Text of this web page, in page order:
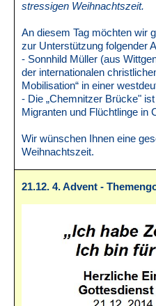
stressigen Weihnachtszeit.
An diesem Tag möchten wir
zur Unterstützung folgender
- Sonnhild Müller (aus
der internationalen
Mobilisation“ in einer
- Die „Chemnitzer Brücke"
Migranten und Flüchtlinge in
Wir wünschen Ihnen eine
Weihnachtszeit.
21.12. 4. Advent -